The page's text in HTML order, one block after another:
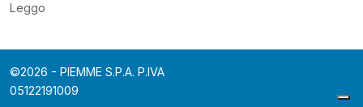
Leggo
©2026 - PIEMME S.P.A. P.IVA
05122191009